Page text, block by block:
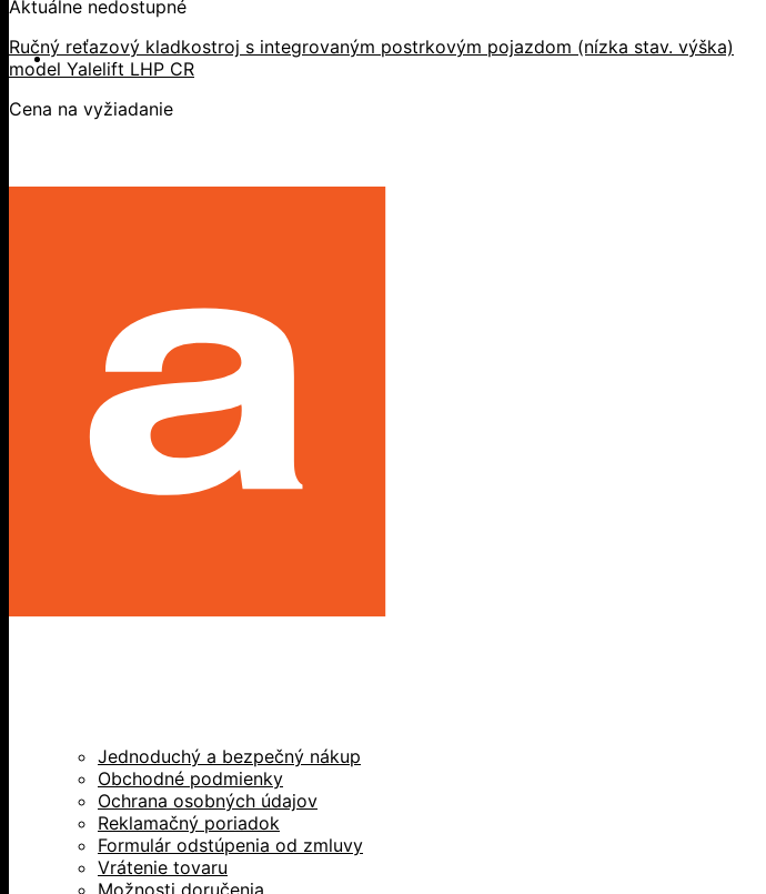
Aktuálne nedostupné
Ručný reťazový kladkostroj s integrovaným postrkovým pojazdom (nízka stav. výška)
model Yalelift LHP CR
Cena na vyžiadanie
Jednoduchý a bezpečný nákup
Obchodné podmienky
Ochrana osobných údajov
Reklamačný poriadok
Formulár odstúpenia od zmluvy
Vrátenie tovaru
Možnosti doručenia